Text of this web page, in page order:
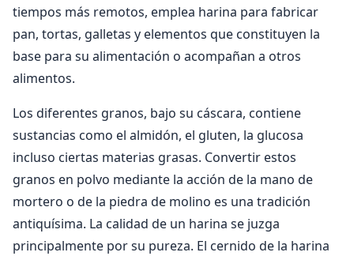
tiempos más remotos, emplea harina para fabricar
pan, tortas, galletas y elementos que constituyen la
base para su alimentación o acompañan a otros
alimentos.
Los diferentes granos, bajo su cáscara, contiene
sustancias como el almidón, el gluten, la glucosa
incluso ciertas materias grasas. Convertir estos
granos en polvo mediante la acción de la mano de
mortero o de la piedra de molino es una tradición
antiquísima. La calidad de un harina se juzga
principalmente por su pureza. El cernido de la harina